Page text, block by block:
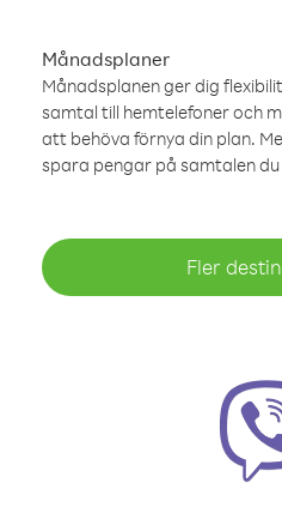
Månadsplaner
Månadsplanen ger dig
samtal till hemtelefoner och
att behöva förnya din plan.
spara pengar på samtalen
Fler